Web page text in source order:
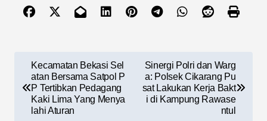
Kecamatan Bekasi Sel
atan Bersama Satpol P
P Tertibkan Pedagang
Kaki Lima Yang Menya
lahi Aturan
Sinergi Polri dan Warg
a: Polsek Cikarang Pu
sat Lakukan Kerja Bakt
i di Kampung Rawase
ntul